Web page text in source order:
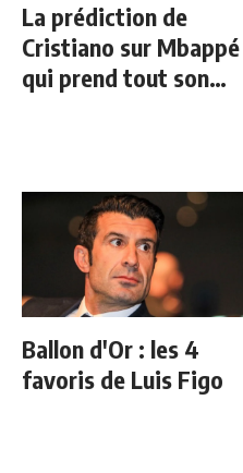
La prédiction de
Cristiano sur Mbappé
qui prend tout son
Ballon d'Or : les 4
favoris de Luis Figo